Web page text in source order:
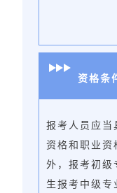
资格条
报考人员应当
资格和职业资
外，报考初级
生报考中级专